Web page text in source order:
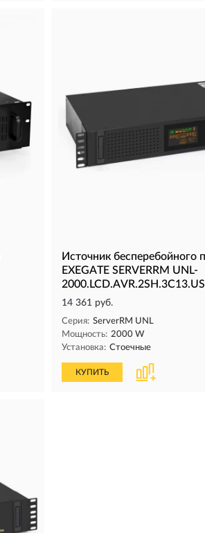
Источник бесперебойного
EXEGATE SERVERRM UNL-
14 361 руб.
Серия: ServerRM UNL
Мощность: 2000 W
Установка: Стоечные
КУПИТЬ